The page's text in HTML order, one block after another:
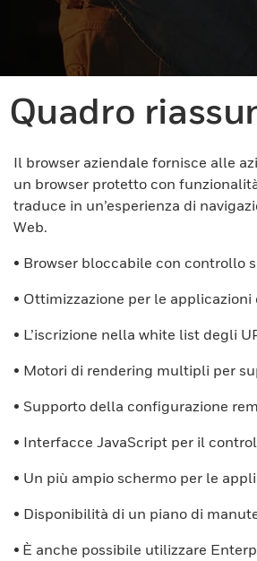
Quadro
Il browser aziendale fornisce alle
un browser protetto con
traduce in un’esperienza di
Web.
• Browser bloccabile con controllo
• Ottimizzazione per le
• L’iscrizione nella white list degli
• Motori di rendering multipli per
• Supporto della configurazione
• Interfacce JavaScript per il
• Un più ampio schermo per le
• Disponibilità di un piano di
• È anche possibile utilizzare